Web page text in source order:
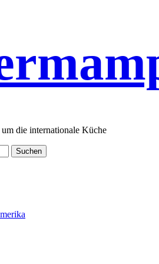
die internationale Küche